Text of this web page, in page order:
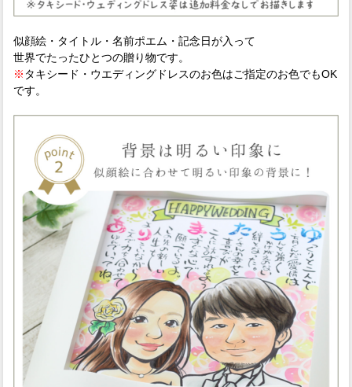
似顔絵・タイトル・名前ポエム・記念日が入って
世界でたったひとつの贈り物です。
※ タキシード・ウエディングドレスのお色はご指定のお色でもOK
です。